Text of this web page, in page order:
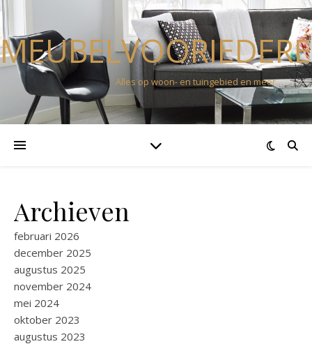
Alles op woon- en tuingebied en meer…
Archieven
februari 2026
december 2025
augustus 2025
november 2024
mei 2024
oktober 2023
augustus 2023